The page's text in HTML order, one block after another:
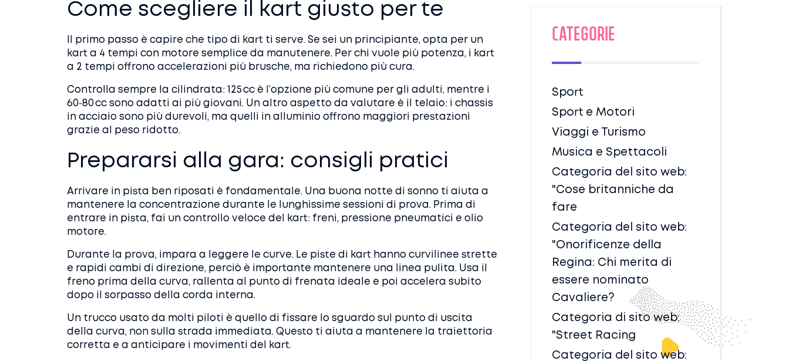
Come scegliere il kart giusto per te
Il primo passo è capire che tipo di kart ti serve. Se sei un principiante, opta per un
kart a 4 tempi con motore semplice da manutenere. Per chi vuole più potenza, i kart
a 2 tempi offrono accelerazioni più brusche, ma richiedono più cura.
Controlla sempre la cilindrata: 125 cc è l’opzione più comune per gli adulti, mentre i
60‑80 cc sono adatti ai più giovani. Un altro aspetto da valutare è il telaio: i chassis
in acciaio sono più durevoli, ma quelli in alluminio offrono maggiori prestazioni
grazie al peso ridotto.
Prepararsi alla gara: consigli pratici
Arrivare in pista ben riposati è fondamentale. Una buona notte di sonno ti aiuta a
mantenere la concentrazione durante le lunghissime sessioni di prova. Prima di
entrare in pista, fai un controllo veloce del kart: freni, pressione pneumatici e olio
motore.
Durante la prova, impara a leggere le curve. Le piste di kart hanno curvilinee strette
e rapidi cambi di direzione, perciò è importante mantenere una linea pulita. Usa il
freno prima della curva, rallenta al punto di frenata ideale e poi accelera subito
dopo il sorpasso della corda interna.
Un trucco usato da molti piloti è quello di fissare lo sguardo sul punto di uscita
della curva, non sulla strada immediata. Questo ti aiuta a mantenere la traiettoria
corretta e a anticipare i movimenti del kart.
Categorie
Sport
Sport e Motori
Viaggi e Turismo
Musica e Spettacoli
Categoria del sito web:
"Cose britanniche da
fare
Categoria del sito web:
"Onorificenze della
Regina: Chi merita di
essere nominato
Cavaliere?
Categoria di sito web:
"Street Racing
Categoria del sito web: